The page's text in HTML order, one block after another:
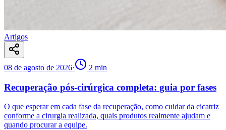
Artigos
08 de agosto de 2026· 2 min
Recuperação pós-cirúrgica completa: guia por fases
O que esperar em cada fase da recuperação, como cuidar da cicatriz
conforme a cirurgia realizada, quais produtos realmente ajudam e
quando procurar a equipe.